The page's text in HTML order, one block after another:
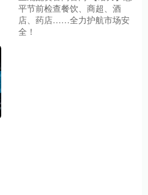
平节前检查餐饮、商超、酒
店、药店……全力护航市场安
全！